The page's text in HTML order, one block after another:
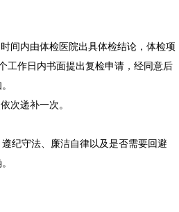
间内由体检医院出具体检结论，体检项
工作日内书面提出复检申请，经同意后
次递补一次。
纪守法、廉洁自律以及是否需要回避